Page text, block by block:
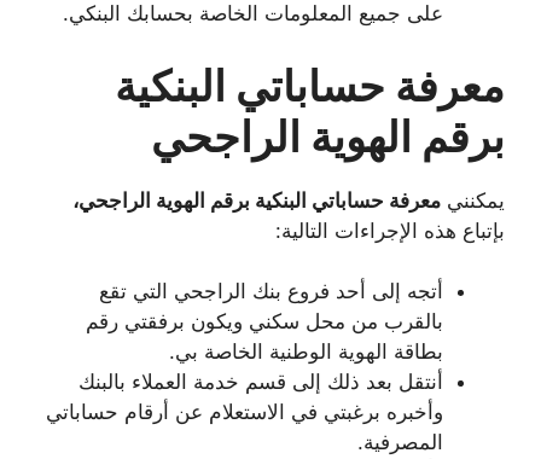
على جميع المعلومات الخاصة بحسابك البنكي.
معرفة حساباتي البنكية
برقم الهوية الراجحي
يمكنني معرفة حساباتي البنكية برقم الهوية الراجحي،
بإتباع هذه الإجراءات التالية:
أتجه إلى أحد فروع بنك الراجحي التي تقع
بالقرب من محل سكني ويكون برفقتي رقم
بطاقة الهوية الوطنية الخاصة بي.
أنتقل بعد ذلك إلى قسم خدمة العملاء بالبنك
وأخبره برغبتي في الاستعلام عن أرقام حساباتي
المصرفية.